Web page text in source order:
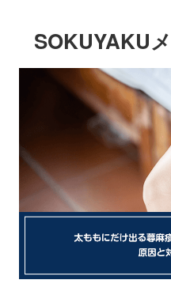
SOKUYAKU